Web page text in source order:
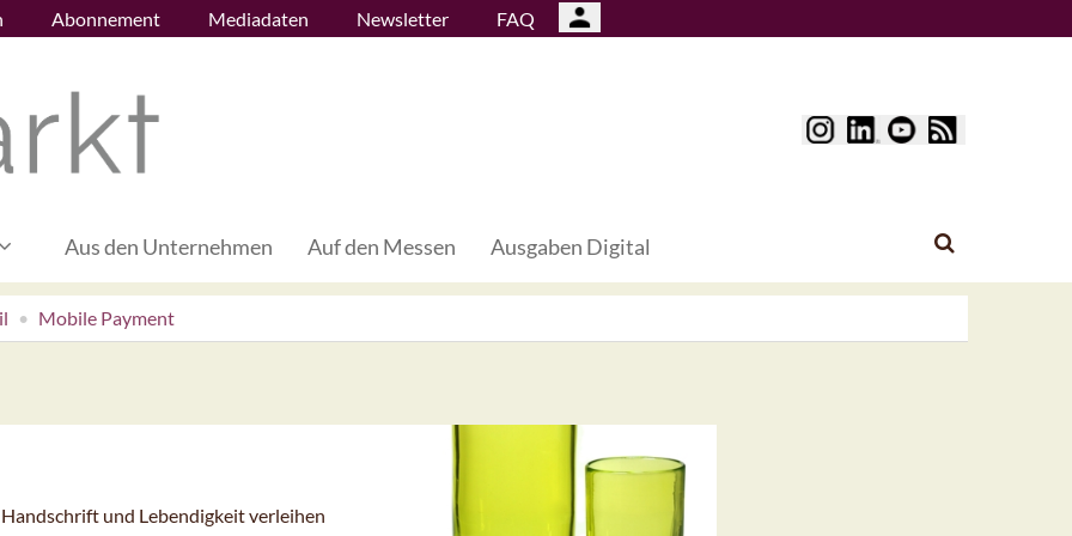
Abonnement Mediadaten Newsletter FAQ
Aus den Unternehmen Auf den Messen Ausgaben Digital
Mobile Payment
und Lebendigkeit verleihen